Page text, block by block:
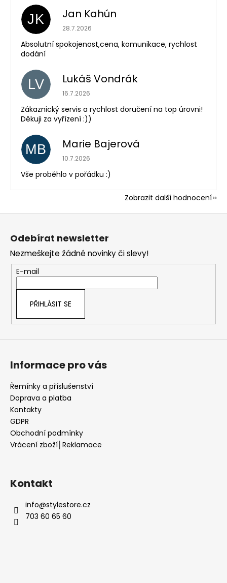
JK Jan Kahún
Hodnocení obchodu je 5 z 5 hvězdiček.
28.7.2026
Absolutní spokojenost,cena, komunikace, rychlost
dodání
LV Lukáš Vondrák
Hodnocení obchodu je 5 z 5 hvězdiček.
16.7.2026
Zákaznický servis a rychlost doručení na top úrovni!
Děkuji za vyřízení :))
MB Marie Bajerová
Hodnocení obchodu je 5 z 5 hvězdiček.
10.7.2026
Vše proběhlo v pořádku :)
Zobrazit další hodnocení
Z
Odebírat newsletter
Nezmeškejte žádné novinky či slevy!
E-mail
PŘIHLÁSIT SE
Informace pro vás
Řemínky a příslušenství
Doprava a platba
Kontakty
GDPR
Obchodní podmínky
Vrácení zboží│Reklamace
Kontakt
info@stylestore.cz
703 60 65 60